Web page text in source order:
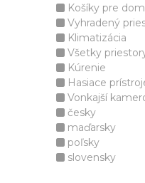
Košíky pre
Vyhradený
Klimatizácia
Všetky
Kúrenie
Hasiace
Vonkajší
česky
maďarsky
poľsky
slovensky